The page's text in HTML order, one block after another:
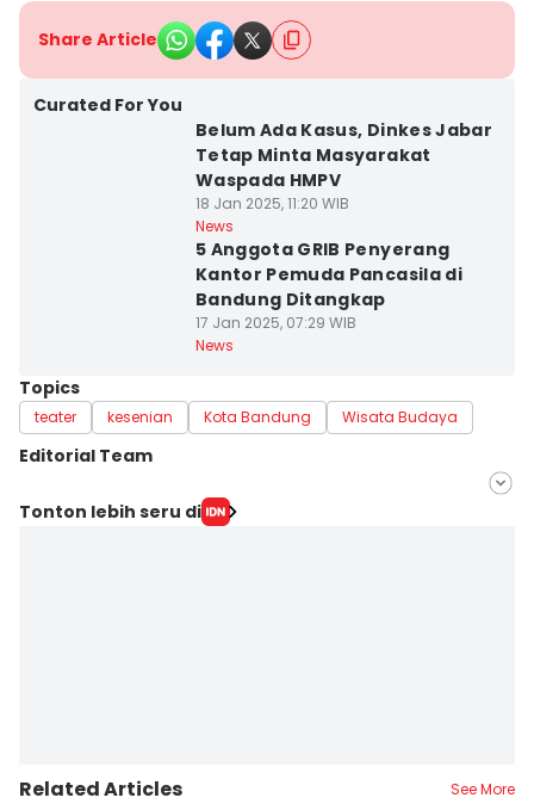
Share Article
Curated For You
Belum Ada Kasus, Dinkes Jabar
Tetap Minta Masyarakat
Waspada HMPV
18 Jan 2025, 11:20 WIB
News
5 Anggota GRIB Penyerang
Kantor Pemuda Pancasila di
Bandung Ditangkap
17 Jan 2025, 07:29 WIB
News
Topics
teater kesenian Kota Bandung Wisata Budaya
Editorial Team
Editor
Tonton lebih seru di
Related Articles See More